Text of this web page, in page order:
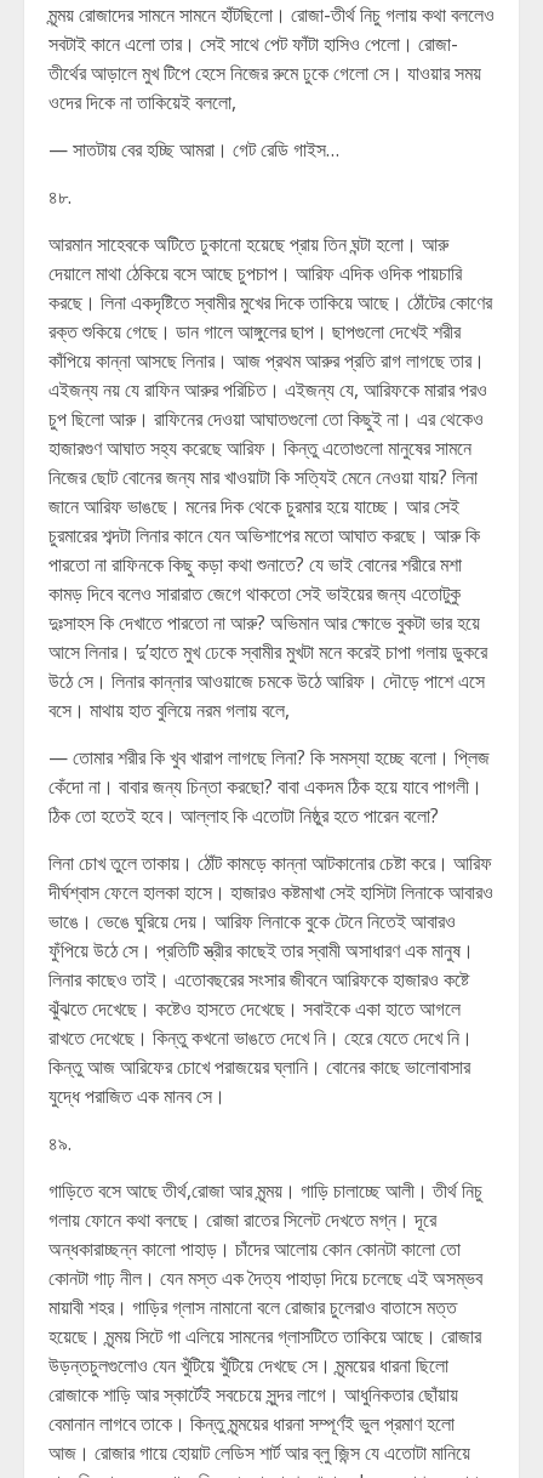
মৃন্ময় রোজাদের সামনে সামনে হাঁটছিলো। রোজা-তীর্থ নিচু গলায় কথা বললেও
সবটাই কানে এলো তার। সেই সাথে পেট ফাঁটা হাসিও পেলো। রোজা-
তীর্থের আড়ালে মুখ টিপে হেসে নিজের রুমে ঢুকে গেলো সে। যাওয়ার সময়
ওদের দিকে না তাকিয়েই বললো,
— সাতটায় বের হচ্ছি আমরা। গেট রেডি গাইস…
৪৮.
আরমান সাহেবকে অটিতে ঢুকানো হয়েছে প্রায় তিন ঘন্টা হলো। আরু
দেয়ালে মাথা ঠেকিয়ে বসে আছে চুপচাপ। আরিফ এদিক ওদিক পায়চারি
করছে। লিনা একদৃষ্টিতে স্বামীর মুখের দিকে তাকিয়ে আছে। ঠোঁটের কোণের
রক্ত শুকিয়ে গেছে। ডান গালে আঙ্গুলের ছাপ। ছাপগুলো দেখেই শরীর
কাঁপিয়ে কান্না আসছে লিনার। আজ প্রথম আরুর প্রতি রাগ লাগছে তার।
এইজন্য নয় যে রাফিন আরুর পরিচিত। এইজন্য যে, আরিফকে মারার পরও
চুপ ছিলো আরু। রাফিনের দেওয়া আঘাতগুলো তো কিছুই না। এর থেকেও
হাজারগুণ আঘাত সহ্য করেছে আরিফ। কিন্তু এতোগুলো মানুষের সামনে
নিজের ছোট বোনের জন্য মার খাওয়াটা কি সত্যিই মেনে নেওয়া যায়? লিনা
জানে আরিফ ভাঙছে। মনের দিক থেকে চুরমার হয়ে যাচ্ছে। আর সেই
চুরমারের শব্দটা লিনার কানে যেন অভিশাপের মতো আঘাত করছে। আরু কি
পারতো না রাফিনকে কিছু কড়া কথা শুনাতে? যে ভাই বোনের শরীরে মশা
কামড় দিবে বলেও সারারাত জেগে থাকতো সেই ভাইয়ের জন্য এতোটুকু
দুঃসাহস কি দেখাতে পারতো না আরু? অভিমান আর ক্ষোভে বুকটা ভার হয়ে
আসে লিনার। দু’হাতে মুখ ঢেকে স্বামীর মুখটা মনে করেই চাপা গলায় ডুকরে
উঠে সে। লিনার কান্নার আওয়াজে চমকে উঠে আরিফ। দৌড়ে পাশে এসে
বসে। মাথায় হাত বুলিয়ে নরম গলায় বলে,
— তোমার শরীর কি খুব খারাপ লাগছে লিনা? কি সমস্যা হচ্ছে বলো। প্লিজ
কেঁদো না। বাবার জন্য চিন্তা করছো? বাবা একদম ঠিক হয়ে যাবে পাগলী।
ঠিক তো হতেই হবে। আল্লাহ কি এতোটা নিষ্ঠুর হতে পারেন বলো?
লিনা চোখ তুলে তাকায়। ঠোঁট কামড়ে কান্না আটকানোর চেষ্টা করে। আরিফ
দীর্ঘশ্বাস ফেলে হালকা হাসে। হাজারও কষ্টমাখা সেই হাসিটা লিনাকে আবারও
ভাঙে। ভেঙে ঘুরিয়ে দেয়। আরিফ লিনাকে বুকে টেনে নিতেই আবারও
ফুঁপিয়ে উঠে সে। প্রতিটি স্ত্রীর কাছেই তার স্বামী অসাধারণ এক মানুষ।
লিনার কাছেও তাই। এতোবছরের সংসার জীবনে আরিফকে হাজারও কষ্টে
ঝুঁঝতে দেখেছে। কষ্টেও হাসতে দেখেছে। সবাইকে একা হাতে আগলে
রাখতে দেখেছে। কিন্তু কখনো ভাঙতে দেখে নি। হেরে যেতে দেখে নি।
কিন্তু আজ আরিফের চোখে পরাজয়ের ঘ্লানি। বোনের কাছে ভালোবাসার
যুদ্ধে পরাজিত এক মানব সে।
৪৯.
গাড়িতে বসে আছে তীর্থ,রোজা আর মৃন্ময়। গাড়ি চালাচ্ছে আলী। তীর্থ নিচু
গলায় ফোনে কথা বলছে। রোজা রাতের সিলেট দেখতে মগ্ন। দূরে
অন্ধকারাচ্ছন্ন কালো পাহাড়। চাঁদের আলোয় কোন কোনটা কালো তো
কোনটা গাঢ় নীল। যেন মস্ত এক দৈত্য পাহাড়া দিয়ে চলেছে এই অসম্ভব
মায়াবী শহর। গাড়ির গ্লাস নামানো বলে রোজার চুলেরাও বাতাসে মত্ত
হয়েছে। মৃন্ময় সিটে গা এলিয়ে সামনের গ্লাসটিতে তাকিয়ে আছে। রোজার
উড়ন্তচুলগুলোও যেন খুঁটিয়ে খুঁটিয়ে দেখছে সে। মৃন্ময়ের ধারনা ছিলো
রোজাকে শাড়ি আর স্কার্টেই সবচেয়ে সুন্দর লাগে। আধুনিকতার ছোঁয়ায়
বেমানান লাগবে তাকে। কিন্তু মৃন্ময়ের ধারনা সম্পূর্ণই ভুল প্রমাণ হলো
আজ। রোজার গায়ে হোয়াট লেডিস শার্ট আর ব্লু জিন্স যে এতোটা মানিয়ে